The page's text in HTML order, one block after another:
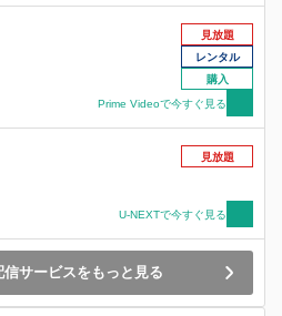
生の従妹、靴職人、古墳研究者、バッ
など、一癖ある人ばかり。そんな出会
遺したものたちが絵里を少しだけ変え
見放題
レンタル
購入
Prime Videoで今すぐ見る
見放題
U-NEXTで今すぐ見る
サービスをもっと見る